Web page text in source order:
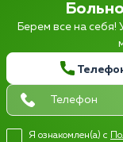
Берем все на
Я ознакомлен(а) с